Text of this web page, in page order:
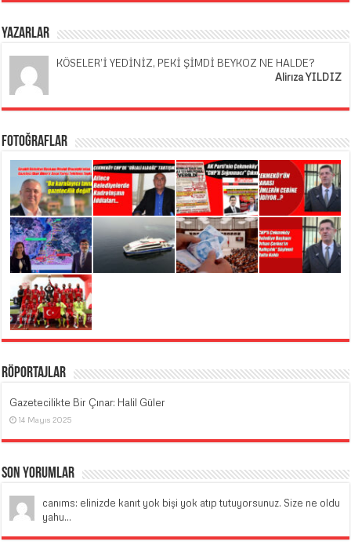
Yazarlar
KÖSELER’İ YEDİNİZ, PEKİ ŞİMDİ BEYKOZ NE HALDE?
Alirıza YILDIZ
Fotoğraflar
Röportajlar
Gazetecilikte Bir Çınar: Halil Güler
14 Mayıs 2025
Son Yorumlar
canıms: elinizde kanıt yok bişi yok atıp tutuyorsunuz. Size ne oldu
yahu...